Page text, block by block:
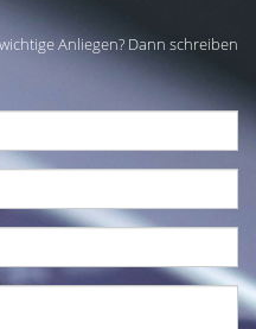
Anliegen? Dann schreiben